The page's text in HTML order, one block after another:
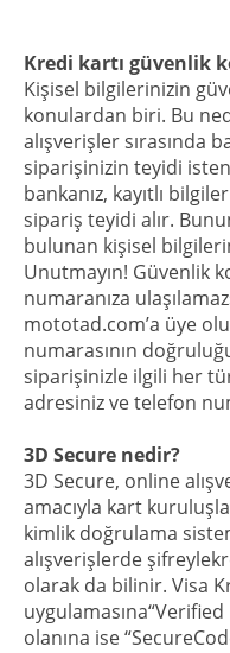
Kredi kartı güvenlik
Kişisel bilgilerinizin
konulardan biri. Bu
alışverişler sırasında
siparişinizin teyidi
bankanız, kayıtlı
sipariş teyidi alır.
bulunan kişisel
Unutmayın! Güvenlik
numaranıza
mototad.com’a üye
numarasının
siparişinizle ilgili her
adresiniz ve telefon
3D Secure nedir?
3D Secure, online
amacıyla kart
kimlik doğrulama
alışverişlerde
olarak da bilinir. Visa
olanına ise